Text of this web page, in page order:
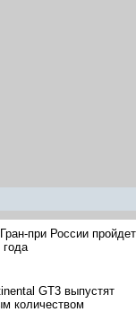
при России
GT3 выпустят
количеством